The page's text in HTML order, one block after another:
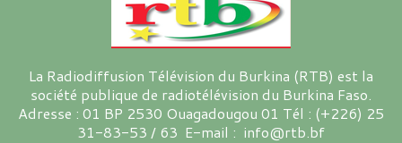
La Radiodiffusion Télévision du Burkina (RTB) est la
société publique de radiotélévision du Burkina Faso.
Adresse : 01 BP 2530 Ouagadougou 01 Tél : (+226) 25
31-83-53 / 63 E-mail : info@rtb.bf